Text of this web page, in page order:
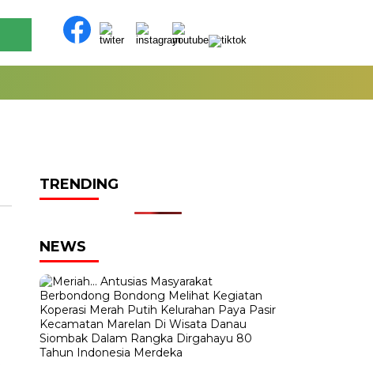
TRENDING
NEWS